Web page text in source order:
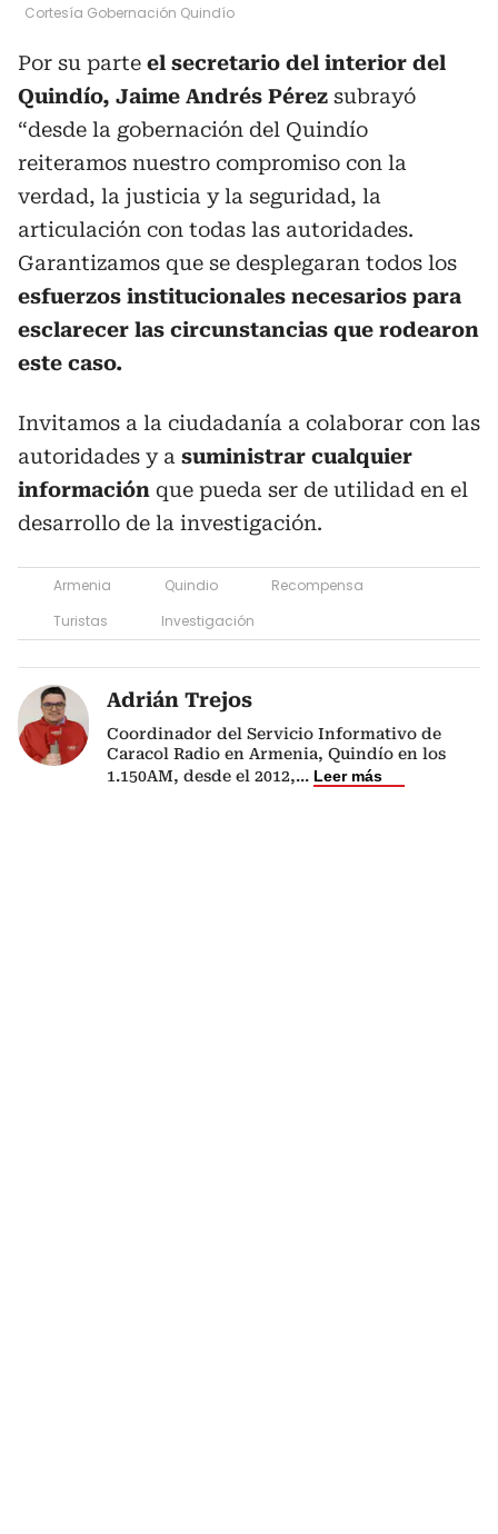
Cortesía Gobernación Quindío
Por su parte el secretario del interior del
Quindío, Jaime Andrés Pérez subrayó
“desde la gobernación del Quindío
reiteramos nuestro compromiso con la
verdad, la justicia y la seguridad, la
articulación con todas las autoridades.
Garantizamos que se desplegaran todos los
esfuerzos institucionales necesarios para
esclarecer las circunstancias que rodearon
este caso.
Invitamos a la ciudadanía a colaborar con las
autoridades y a suministrar cualquier
información que pueda ser de utilidad en el
desarrollo de la investigación.
Armenia Quindio
Recompensa
Turistas
Investigación
Adrián Trejos
Coordinador del Servicio Informativo de
Caracol Radio en Armenia, Quindío en los
1.150AM, desde el 2012,... Leer más